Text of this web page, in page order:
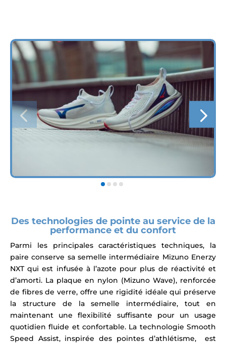
Des technologies de pointe au service de la
performance et du confort
Parmi les principales caractéristiques techniques, la
paire conserve sasemelle intermédiaire Mizuno Enerzy
NXT qui est infusée à l’azote pour plus de réactivité et
d’amorti. La plaque en nylon (Mizuno Wave), renforcée
de fibres de verre, offre une rigidité idéale qui préserve
la structure de la semelle intermédiaire, tout en
maintenant une flexibilité suffisante pour un usage
quotidien fluide et confortable. La technologie Smooth
Speed Assist, inspirée des pointes d’athlétisme, est